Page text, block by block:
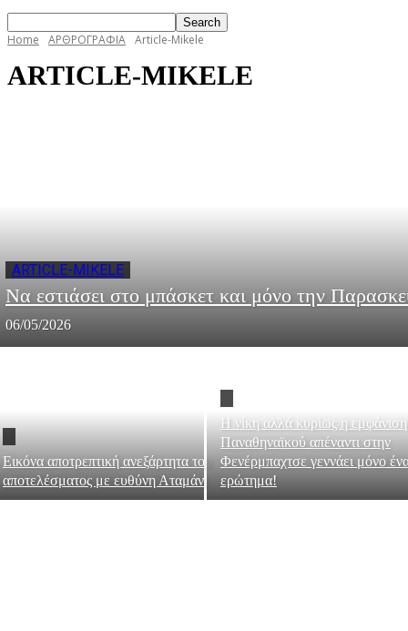
Home ΑΡΘΡΟΓΡΑΦΙΑ Article-Mikele
ARTICLE-MIKELE
ARTICLE-MIKELE
Να εστιάσει στο μπάσκετ και μόνο την
06/05/2026
Εικόνα αποτρεπτική ανεξάρτητα του
αποτελέσματος με ευθύνη Αταμάν!
Η νίκη αλλά κυρίως η
Παναθηναϊκού απέναντι στην
Φενέρμπαχτσε γεννάει μόνο
ερώτημα!